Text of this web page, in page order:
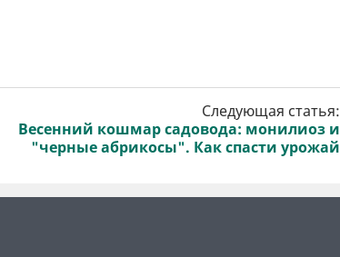
Следующая статья:
Весенний кошмар садовода: монилиоз и
"черные абрикосы". Как спасти урожай